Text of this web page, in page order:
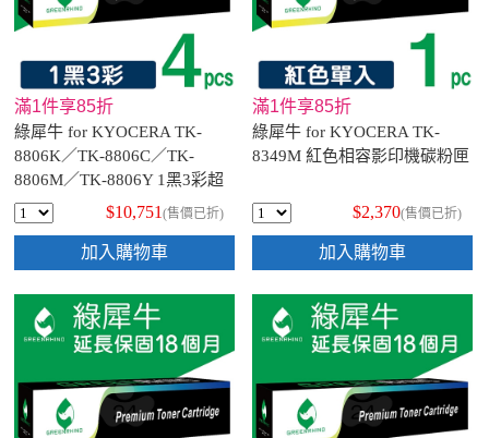
滿1件享85折
綠犀牛 for KYOCERA TK-
8806K／TK-8806C／TK-
8806M／TK-8806Y 1黑3彩超
值組相容影印機碳粉匣
$10,751 (售價已折)
加入購物車
滿1件享85折
綠犀牛 for KYOCERA TK-
8349M 紅色相容影印機碳粉匣
$2,370(售價已折)
加入購物車